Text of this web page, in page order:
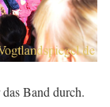
Band durch.